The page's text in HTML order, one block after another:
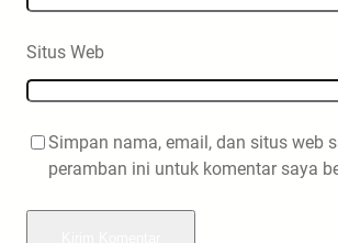
Situs Web
Simpan nama, email, dan situs web
peramban ini untuk komentar saya